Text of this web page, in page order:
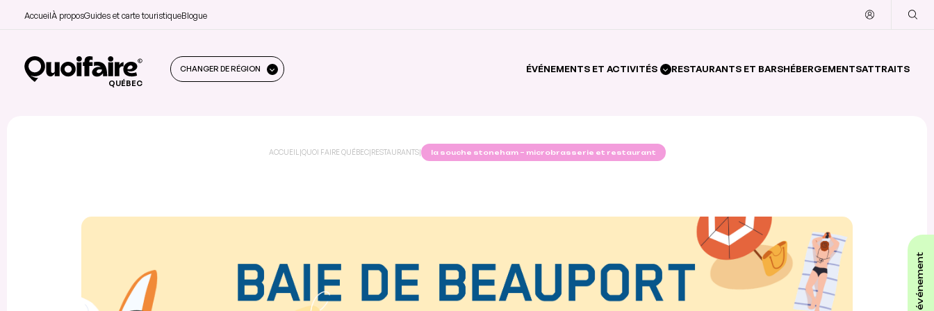
AccueilÀ proposGuides et carte touristiqueBlogue
QUÉBEC
CHANGER DE RÉGION ÉVÉNEMENTS ET ACTIVITÉS RESTAURANTS ET BARSHÉBERGEMENTSATTRAITS
ACCUEIL |QUOI FAIRE QUÉBEC|RESTAURANTS| la souche stoneham – microbrasserie et restaurant